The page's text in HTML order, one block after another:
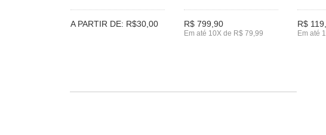
A PARTIR DE: R$30,00 R$ 799,90
Em até 10X de R$ 79,99
R$
Em até